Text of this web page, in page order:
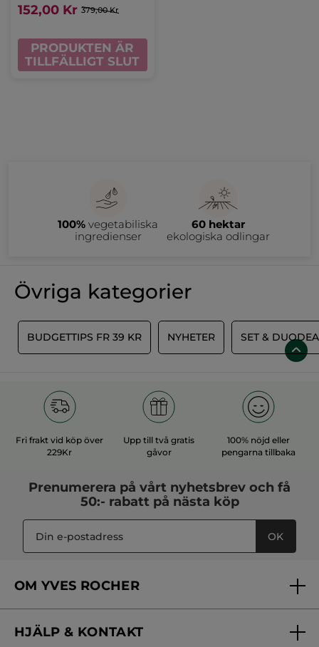
152,00 Kr 379,00 Kr
PRODUKTEN ÄR
TILLFÄLLIGT SLUT
100% vegetabiliska
ingredienser
60 hektar
ekologiska odlingar
Övriga kategorier
BUDGETTIPS FR 39 KR NYHETER SET &
Fri frakt vid köp över
229Kr
Upp till två gratis
gåvor
100% nöjd eller
pengarna tillbaka
Prenumerera på vårt nyhetsbrev och få
50:- rabatt på nästa köp
OK
OM YVES ROCHER
Vårt engagemang
HJÄLP & KONTAKT